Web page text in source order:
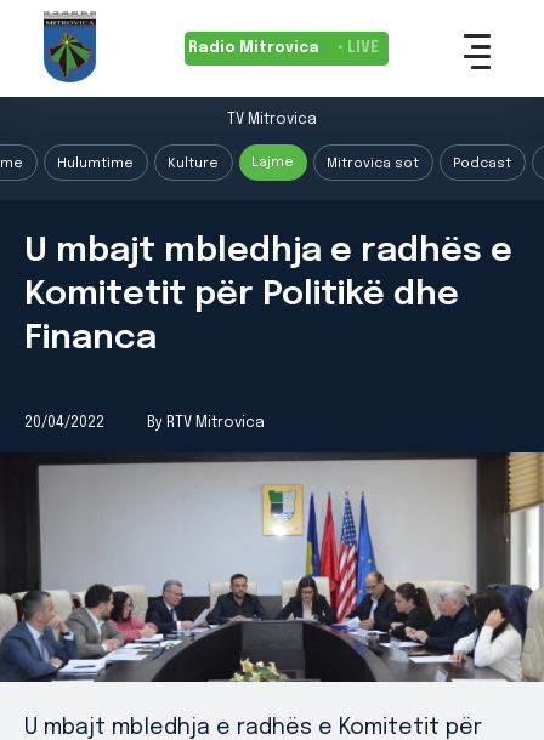
Radio Mitrovica • LIVE
TV Mitrovica
Hulumtime Kulture Lajme Mitrovica sot Podcast
U mbajt mbledhja e radhës e
Komitetit për Politikë dhe
Financa
20/04/2022 By RTV Mitrovica
U mbajt mbledhja e radhës e Komitetit për